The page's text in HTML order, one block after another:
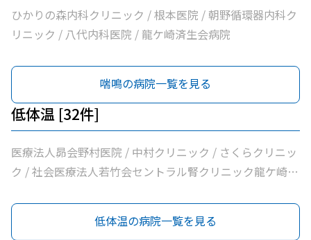
法人社団清和会いしかわクリニック / 横田医院 / 茨城県竜
ケ崎保健所 / 朝野循環器内科クリニック / 医療法人いがら
医院 / 八代内科医院 / 高田整形外科 / 龍ケ崎済生会病院 /
うちだ医院 / ユビキタスクリニック / 医療法人社団八峰会
池田病院
ひかりの森内科クリニック / 根本医院 / 朝野循環器内科ク
リニック / 八代内科医院 / 龍ケ崎済生会病院
喘鳴の病院一覧を見る
低体温 [32件]
医療法人昴会野村医院 / 中村クリニック / さくらクリニッ
ク / 社会医療法人若竹会セントラル腎クリニック龍ケ崎 /
外科 / 牛尾病院 / 松本クリニック / ひかりの森内科クリニ
ック / 吉澤胃腸内科医院 / 山村医院 / 山本医院 / 福岡小児
低体温の病院一覧を見る